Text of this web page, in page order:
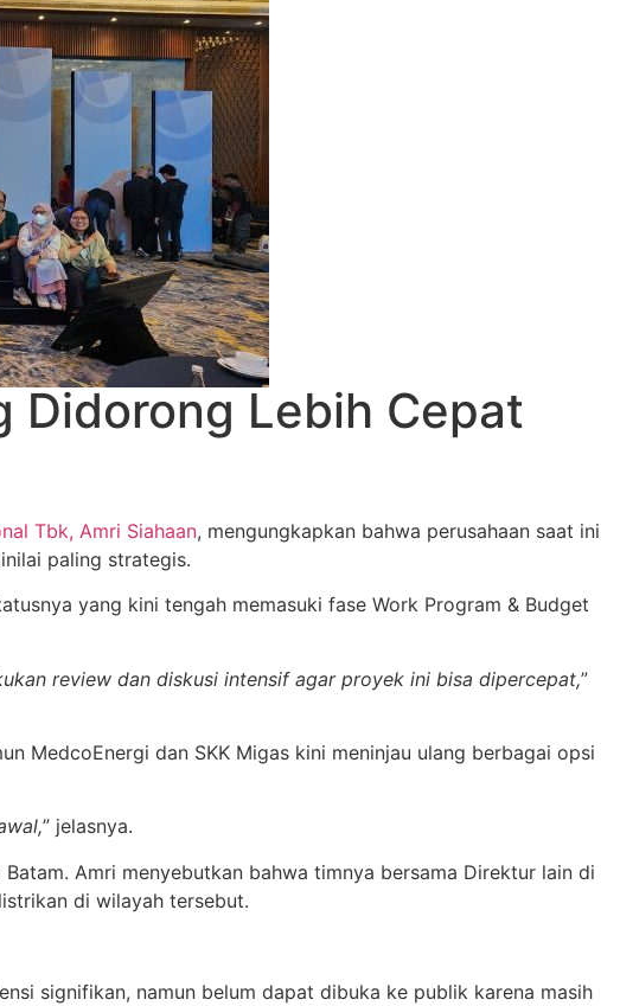
Didorong Lebih Cepat
Tbk, Amri Siahaan, mengungkapkan bahwa perusahaan saat ini
paling strategis.
yang kini tengah memasuki fase Work Program & Budget
review dan diskusi intensif agar proyek ini bisa dipercepat,”
MedcoEnergi dan SKK Migas kini meninjau ulang berbagai opsi
” jelasnya.
Amri menyebutkan bahwa timnya bersama Direktur lain di
di wilayah tersebut.
signifikan, namun belum dapat dibuka ke publik karena masih